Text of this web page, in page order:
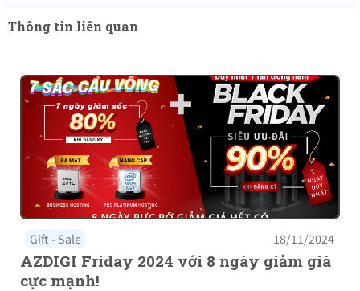
Thông tin liên quan
Gift - Sale 18/11/2024
AZDIGI Friday 2024 với 8 ngày giảm giá
cực mạnh!